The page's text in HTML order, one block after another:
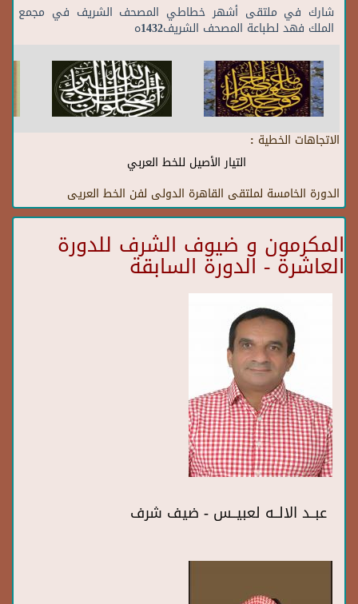
شارك في ملتقى أشهر خطاطي المصحف الشريف في مجمع
الملك فهد لطباعة المصحف الشريف1432ه
الاتجاهات الخطية :
التيار الأصيل للخط العربي
الدورة الخامسة لملتقى القاهرة الدولى لفن الخط العريى
المكرمون و ضيوف الشرف للدورة
العاشرة - الدورة السابقة
عبــد الالــه لعبيــس - ضيف شرف